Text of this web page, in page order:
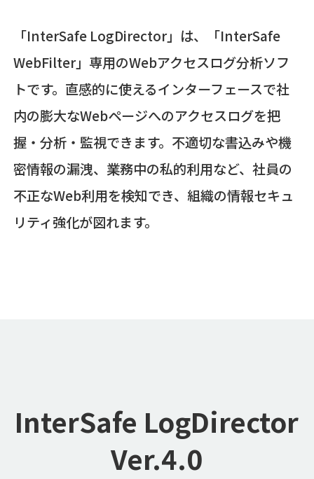
「InterSafe LogDirector」は、「InterSafe
WebFilter」専用のWebアクセスログ分析ソフ
トです。直感的に使えるインターフェースで社
内の膨大なWebページへのアクセスログを把
握・分析・監視できます。不適切な書込みや機
密情報の漏洩、業務中の私的利用など、社員の
不正なWeb利用を検知でき、組織の情報セキュ
リティ強化が図れます。
InterSafe LogDirector
Ver.4.0